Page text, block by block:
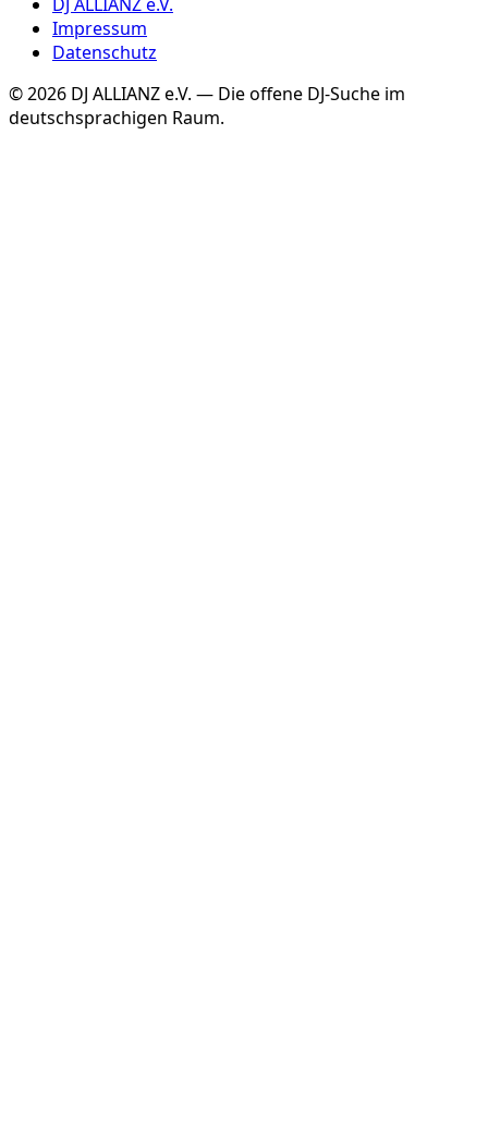
Impressum
Datenschutz
©2026 DJ ALLIANZ e.V. — Die offene DJ-Suche im
deutschsprachigen Raum.